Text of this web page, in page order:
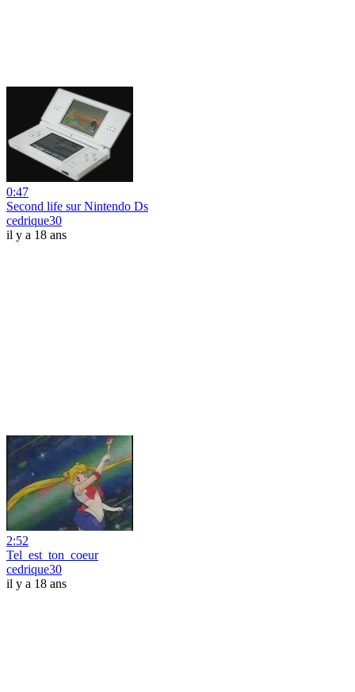
0:47
Second life sur Nintendo Ds
cedrique30
il y a 18 ans
2:52
Tel_est_ton_coeur
cedrique30
il y a 18 ans